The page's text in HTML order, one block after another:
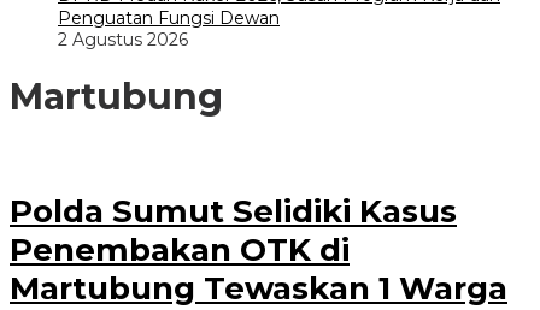
Penguatan Fungsi Dewan
2 Agustus 2026
Martubung
Polda Sumut Selidiki Kasus
Penembakan OTK di
Martubung Tewaskan 1 Warga